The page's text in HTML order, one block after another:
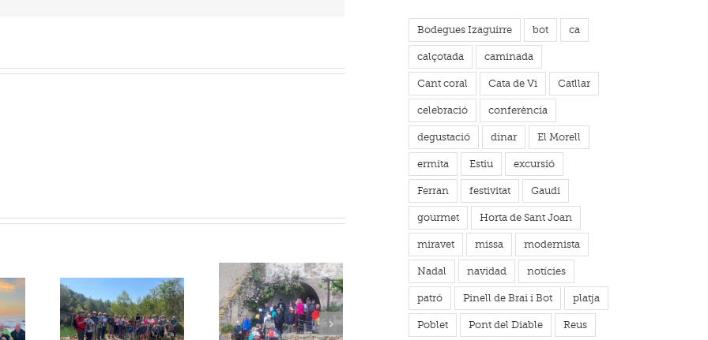
Alforja Riudecols
3ª Assemblea
Associacions
Bodegues Izaguirre bot ca
calçotada caminada
Cant coral Cata de Vi Catllar
celebració conferència
degustació dinar El Morell
ermita Estiu excursió
Ferran festivitat Gaudí
gourmet Horta de Sant Joan
miravet missa modernista
Nadal navidad notícies
patró Pinell de Brai i Bot platja
Poblet Pont del Diable Reus